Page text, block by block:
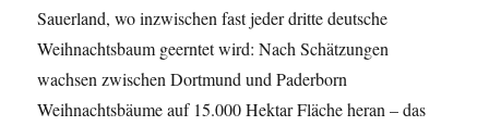
Sauerland, wo inzwischen fast jeder dritte deutsche
Weihnachtsbaum geerntet wird: Nach Schätzungen
wachsen zwischen Dortmund und Paderborn
Weihnachtsbäume auf 15.000 Hektar Fläche heran – das